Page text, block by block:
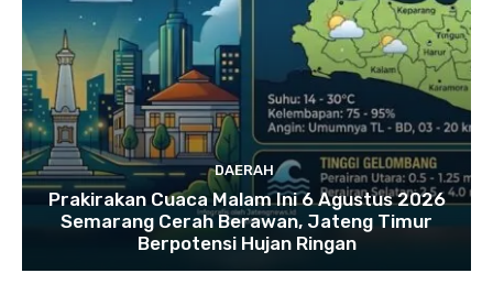
DAERAH
Prakirakan Cuaca Malam Ini 6 Agustus 2026
Semarang Cerah Berawan, Jateng Timur
Berpotensi Hujan Ringan